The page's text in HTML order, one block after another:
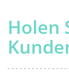
Holen